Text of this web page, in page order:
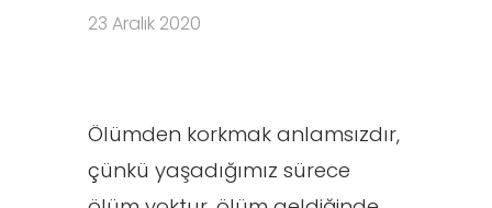
23 Aralık 2020
Ölümden korkmak anlamsızdır,
çünkü yaşadığımız sürece